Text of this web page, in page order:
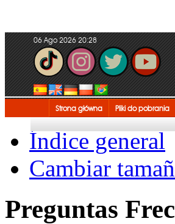
06 Ago 2026 20:28
Strona główna Pliki do pobrania
Índice general
Cambiar
Preguntas